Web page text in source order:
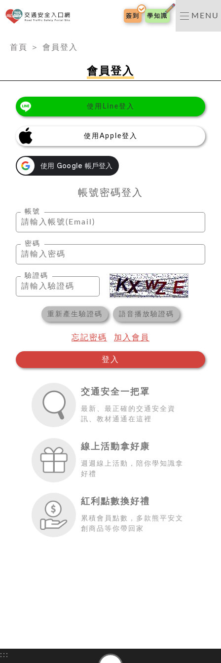
交通安全入口網
簽到 學知識 MENU
首頁
＞ 會員登入
會員登入
交通安全一把罩
最新、最正確的交通安全資
訊、教材通通在這裡
線上活動拿好康
週週線上活動，陪你學知識拿
好禮
紅利點數換好禮
累積會員點數，多款熊平安文
創商品等你帶回家
使用Line登入
使用Apple登入
帳號密碼登入
帳號
密碼
驗證碼
重新產生驗證碼 語音播放驗證碼
忘記密碼 加入會員
登入
:::